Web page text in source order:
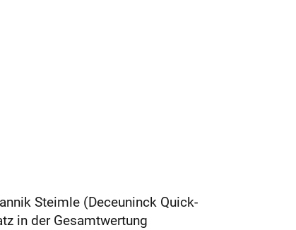
Steimle (Deceuninck Quick-
in der Gesamtwertung